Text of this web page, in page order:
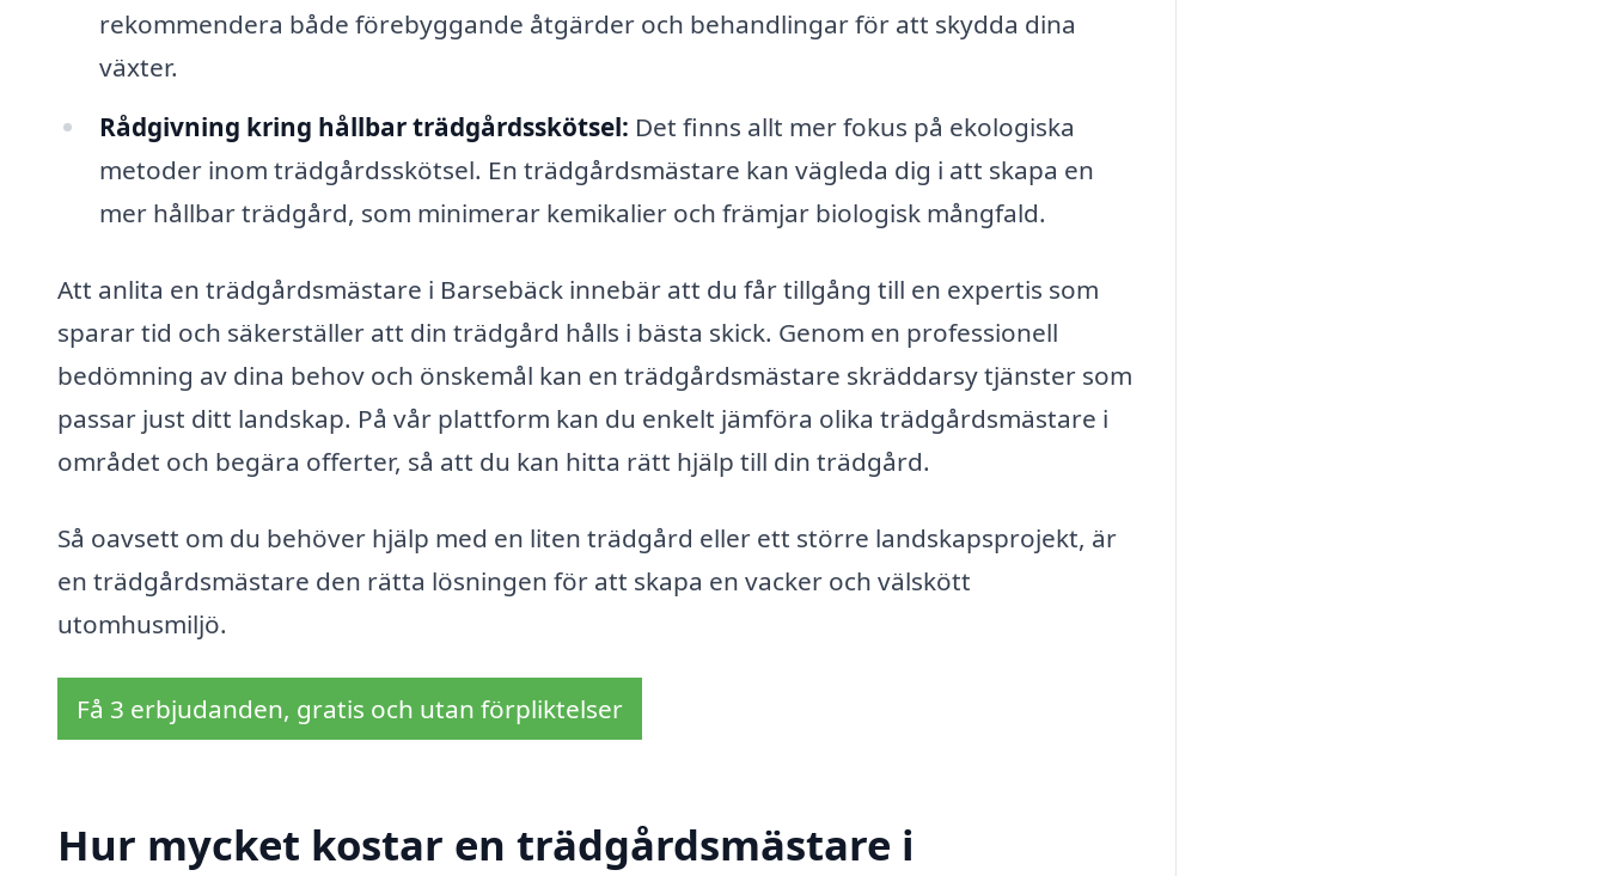
rekommendera både förebyggande åtgärder och behandlingar för att skydda dina
växter.
Rådgivning kring hållbar trädgårdsskötsel: Det finns allt mer fokus på ekologiska
metoder inom trädgårdsskötsel. En trädgårdsmästare kan vägleda dig i att skapa en
mer hållbar trädgård, som minimerar kemikalier och främjar biologisk mångfald.
Att anlita en trädgårdsmästare i Barsebäck innebär att du får tillgång till en expertis som
sparar tid och säkerställer att din trädgård hålls i bästa skick. Genom en professionell
bedömning av dina behov och önskemål kan en trädgårdsmästare skräddarsy tjänster som
passar just ditt landskap. På vår plattform kan du enkelt jämföra olika trädgårdsmästare i
området och begära offerter, så att du kan hitta rätt hjälp till din trädgård.
Så oavsett om du behöver hjälp med en liten trädgård eller ett större landskapsprojekt, är
en trädgårdsmästare den rätta lösningen för att skapa en vacker och välskött
utomhusmiljö.
Få 3 erbjudanden, gratis och utan förpliktelser
Hur mycket kostar en trädgårdsmästare i